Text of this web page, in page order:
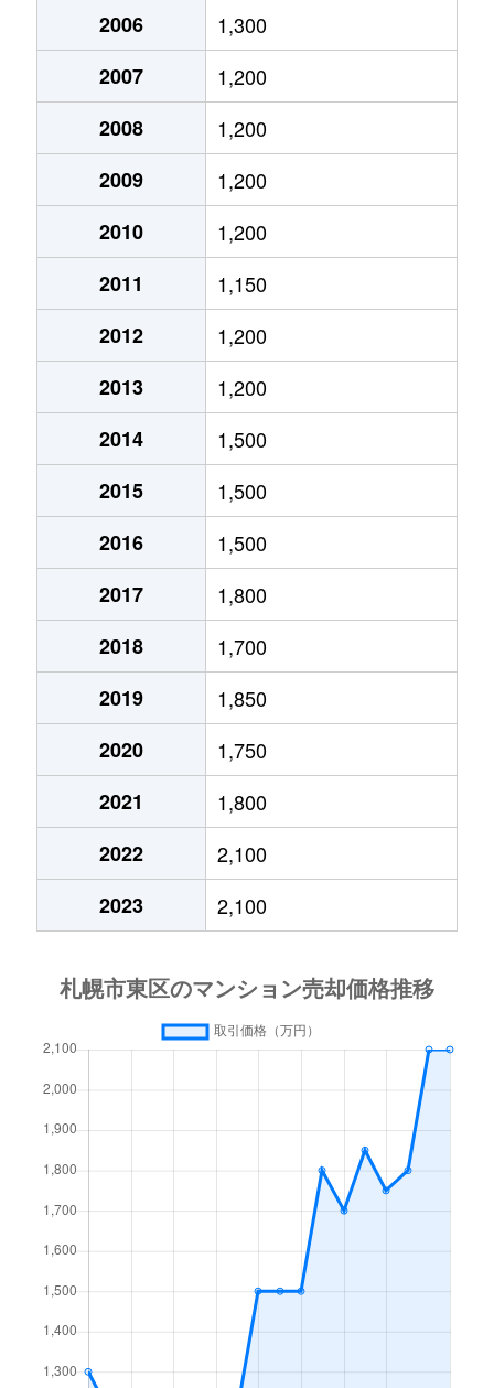
北８条東
1,200万円
北８条東
1,400万円
北８条東
390万円
北８条東
390万円
北８条東
300万円
北８条東
3,000万円
北８条東
2,600万円
北９条東
3,400万円
北１０条東
1,800万円
北１０条東
1,900万円
北１２条東
1,800万円
北１２条東
2,700万円
北１２条東
2,300万円
北１３条東
3,800万円
北１３条東
2,100万円
北１４条東
1,700万円
北１５条東
2,100万円
北１５条東
3,000万円
北１７条東
環状通東
2,700万円 環状通東
北１８条東
北１９条東
350万円 北18条
北１９条東
北18条
北18条
北２０条東
2,200万円 北18条
北２０条東
1,600万円
2006
1,300
2007
1,200
2008
1,200
2009
1,200
2010
1,200
2011
1,150
2012
1,200
2013
1,200
2014
1,500
2015
1,500
2016
1,500
2017
1,800
2018
1,700
2019
1,850
2020
1,750
2021
1,800
2022
2,100
2023
2,100